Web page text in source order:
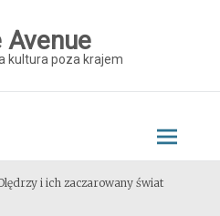
Avenue
kultura poza krajem
i ich zaczarowany świat